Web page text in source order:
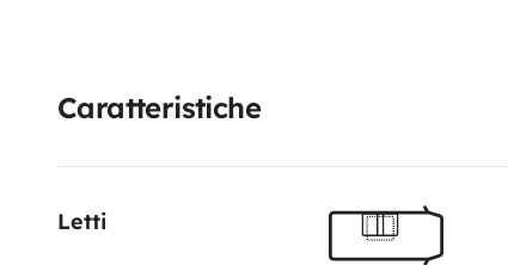
Caratteristiche
Letti